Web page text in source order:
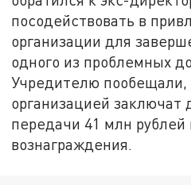
посодействовать в
организации для
одного из проблемных
Учредителю пообещали,
организацией заключат
передачи 41 млн рублей
вознаграждения.